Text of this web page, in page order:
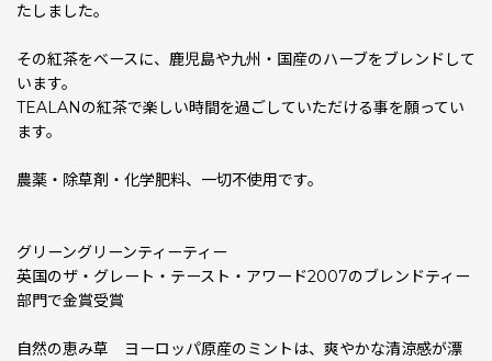
たしました。
その紅茶をベースに、鹿児島や九州・国産のハーブをブレンドして
います。
TEALANの紅茶で楽しい時間を過ごしていただける事を願ってい
ます。
農薬・除草剤・化学肥料、一切不使用です。
グリーングリーンティーティー
英国のザ・グレート・テースト・アワード2007のブレンドティー
部門で金賞受賞
自然の恵み草 ヨーロッパ原産のミントは、爽やかな清涼感が漂